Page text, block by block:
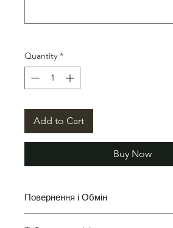
Quantity *
Add to Cart
Buy Now
Повернення і Обмін